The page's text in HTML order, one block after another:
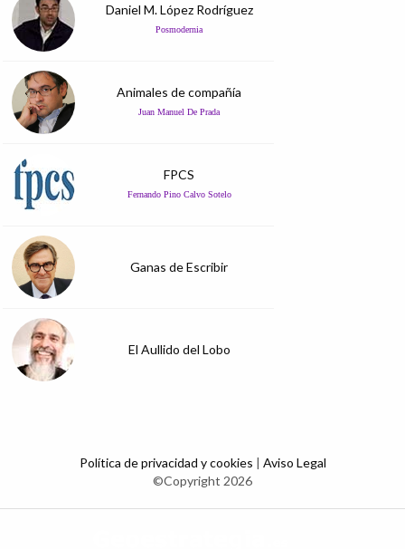
Daniel M. López Rodríguez
Posmodernia
Animales de compañía
Juan Manuel De Prada
FPCS
Fernando Pino Calvo Sotelo
Ganas de Escribir
El Aullido del Lobo
Política de privacidad y cookies | Aviso Legal
©Copyright 2026